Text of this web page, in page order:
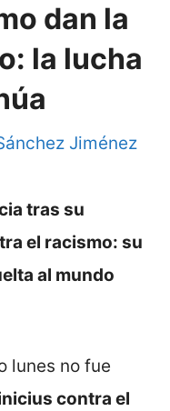
dan la
la lucha
Jiménez
tras su
el racismo: su
al mundo
lunes no fue
contra el